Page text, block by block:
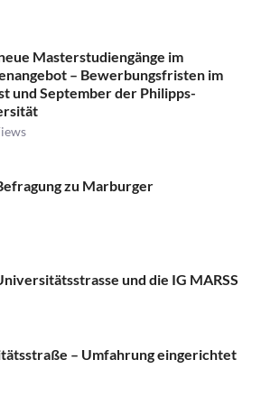
Masterstudiengänge im
– Bewerbungsfristen im
und September der Philipps-
zu Marburger
und die IG MARSS
­– Umfahrung eingerichtet